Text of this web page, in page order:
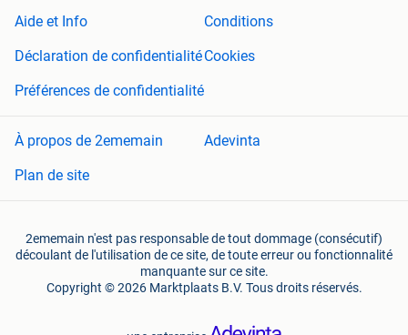
Aide et Info
Conditions
Déclaration de confidentialitéCookies
Préférences de confidentialité
À propos de 2ememain
Adevinta
Plan de site
2ememain n'est pas responsable de tout dommage (consécutif)
découlant de l'utilisation de ce site, de toute erreur ou fonctionnalité
manquante sur ce site.
Copyright © 2026 Marktplaats B.V. Tous droits réservés.